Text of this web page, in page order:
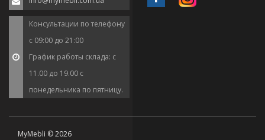
Консультации по телефону
с 09:00 до 21:00
График работы склада: с
11.00 до 19.00 с
понедельника по пятницу.
MyMebli © 2026